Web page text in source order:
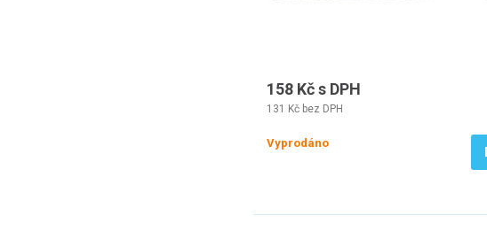
158 Kč s DPH
131 Kč bez DPH
Vyprodáno